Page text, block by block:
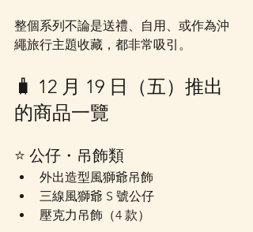
整個系列不論是送禮、自用、或作為沖
繩旅行主題收藏，都非常吸引。
🧳 12 月 19 日（五）推出
的商品一覽
⭐ 公仔・吊飾類
外出造型風獅爺吊飾
三線風獅爺 S 號公仔
壓克力吊飾（4 款）